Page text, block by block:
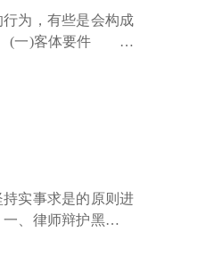
为，有些是会构成
(一)客体要件 妨
实事求是的原则进
、律师辩护黑恶势